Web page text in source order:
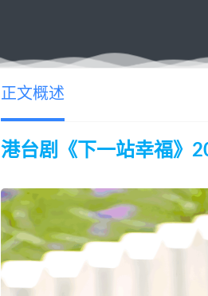
正文概述
港台剧《下一站幸福》